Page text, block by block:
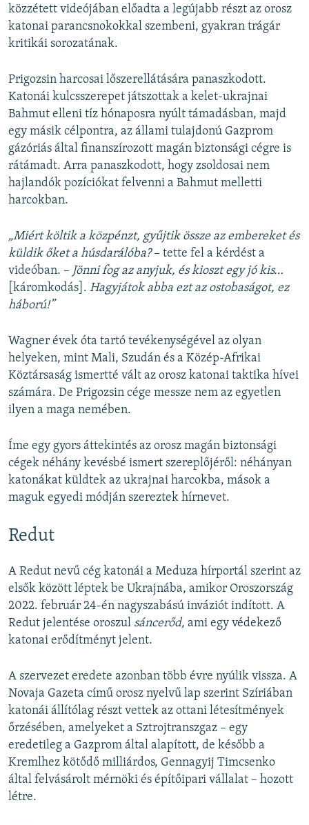
közzétett videójában előadta a legújabb részt az orosz
katonai parancsnokokkal szembeni, gyakran trágár
kritikái sorozatának.
Prigozsin harcosai lőszerellátására panaszkodott.
Katonái kulcsszerepet játszottak a kelet-ukrajnai
Bahmut elleni tíz hónaposra nyúlt támadásban, majd
egy másik célpontra, az állami tulajdonú Gazprom
gázóriás által finanszírozott magán biztonsági cégre is
rátámadt. Arra panaszkodott, hogy zsoldosai nem
hajlandók pozíciókat felvenni a Bahmut melletti
harcokban.
„Miért költik a közpénzt, gyűjtik össze az embereket és
küldik őket a húsdarálóba?– tette fel a kérdést a
videóban. – Jönni fog az anyjuk, és kioszt egy jó kis…
[káromkodás]. Hagyjátok abba ezt az ostobaságot, ez
háború!”
Wagner évek óta tartó tevékenységével az olyan
helyeken, mint Mali, Szudán és a Közép-Afrikai
Köztársaság ismertté vált az orosz katonai taktika hívei
számára. De Prigozsin cége messze nem az egyetlen
ilyen a maga nemében.
Íme egy gyors áttekintés az orosz magán biztonsági
cégek néhány kevésbé ismert szereplőjéről: néhányan
katonákat küldtek az ukrajnai harcokba, mások a
maguk egyedi módján szereztek hírnevet.
Redut
A Redut nevű cég katonái a Meduza hírportál szerint az
elsők között léptek be Ukrajnába, amikor Oroszország
2022. február 24-én nagyszabású inváziót indított. A
Redut jelentése oroszul sáncerőd, ami egy védekező
katonai erődítményt jelent.
A szervezet eredete azonban több évre nyúlik vissza. A
Novaja Gazeta című orosz nyelvű lap szerint Szíriában
katonái állítólag részt vettek az ottani létesítmények
őrzésében, amelyeket a Sztrojtranszgaz – egy
eredetileg a Gazprom által alapított, de később a
Kremlhez kötődő milliárdos, Gennagyij Timcsenko
által felvásárolt mérnöki és építőipari vállalat – hozott
létre.